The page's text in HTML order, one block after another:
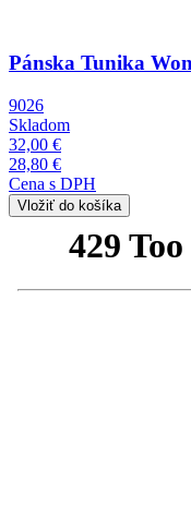
Pánska Tunika
9026
Skladom
32,00 €
28,80 €
Cena s DPH